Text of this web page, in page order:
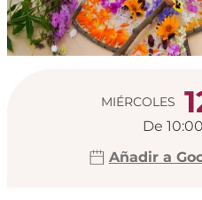
MIÉRCOLES
De
Añadir a